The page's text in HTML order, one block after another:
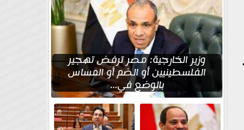
وزير الخارجية: مصر ترفض تهجير
الفلسطينيين أو الضم أو المساس
بالوضع في...